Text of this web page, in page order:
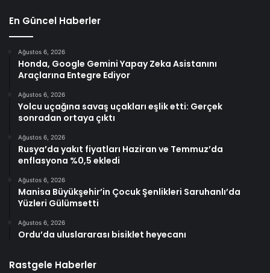
En Güncel Haberler
Ağustos 6, 2026
Honda, Google Gemini Yapay Zeka Asistanını
Araçlarına Entegre Ediyor
Ağustos 6, 2026
Yolcu uçağına savaş uçakları eşlik etti: Gerçek
sonradan ortaya çıktı
Ağustos 6, 2026
Rusya’da yakıt fiyatları Haziran ve Temmuz’da
enflasyona %0,5 ekledi
Ağustos 6, 2026
Manisa Büyükşehir’in Çocuk Şenlikleri Saruhanlı’da
Yüzleri Gülümsetti
Ağustos 6, 2026
Ordu’da uluslararası bisiklet heyecanı
Rastgele Haberler